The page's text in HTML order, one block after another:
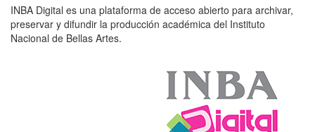
INBA Digital es una plataforma de acceso abierto para archivar,
preservar y difundir la producción académica del Instituto
Nacional de Bellas Artes.